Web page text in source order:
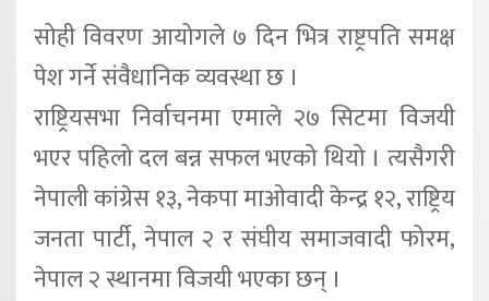
सोही विवरण आयोगले ७ दिन भित्र राष्ट्रपति समक्ष
पेश गर्ने संवैधानिक व्यवस्था छ ।
राष्ट्रियसभा निर्वाचनमा एमाले २७ सिटमा विजयी
भएर पहिलो दल बन्न सफल भएको थियो । त्यसैगरी
नेपाली कांग्रेस १३, नेकपा माओवादी केन्द्र १२, राष्ट्रिय
जनता पार्टी, नेपाल २ र संघीय समाजवादी फोरम,
नेपाल २ स्थानमा विजयी भएका छन् ।